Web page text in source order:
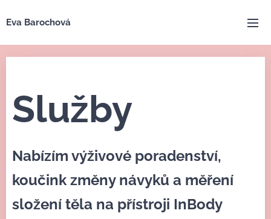
Eva Barochová
Služby
Nabízím výživové poradenství,
koučink změny návyků a měření
složení těla na přístroji InBody